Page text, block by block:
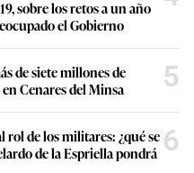
sobre los retos a un año
el Gobierno
de siete millones de
Cenares del Minsa
5
rol de los militares: ¿qué se
de la Espriella pondrá 6